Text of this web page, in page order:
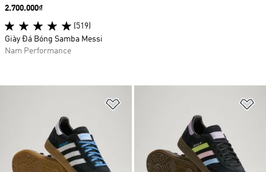
Price
2.700.000₫
(519)
Giày Đá Bóng Samba Messi
Nam Performance